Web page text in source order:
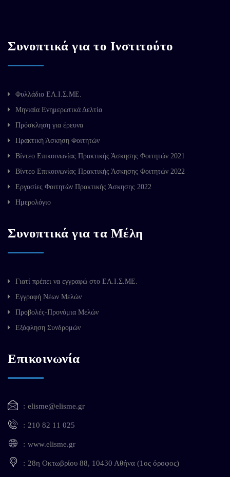
Συνοπτικά για το Ινστιτούτο
Φυλλάδιο ΕΛ.Ι.Σ.ΜΕ.
Μηνιαία Ενημερωτικά Δελτία
Πρόσκληση για έρευνα
Πρακτική Άσκηση Φοιτητών
Βίντεο Επικοινωνίας Πρακτικής Άσκησης Φοιτητών 2021
Βίντεο Επικοινωνίας Πρακτικής Άσκησης Φοιτητών 2022
Εργασίες Φοιτητών Πρακτικής Άσκησης 2022
Ημερολόγιο
Συνοπτικά για τα Μέλη
Γιατί πρέπει να εγγραφώ στο ΕΛ.Ι.Σ.ΜΕ.
Εγγραφή Νέων Μελών
Προβολές-Προνόμια Μελών
Εξόφληση Συνδρομών
Επικοινωνία
elisme@elisme.gr
210 82 11 025
www.elisme.gr
28η Οκτωβρίου 88, 10430 Αθήνα (1ος όροφος)